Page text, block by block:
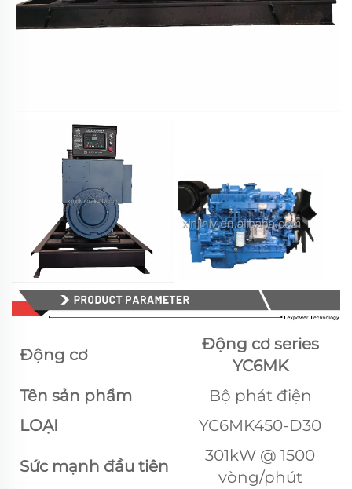
Động cơ
Động cơ series
YC6MK
Tên sản phẩm
Bộ phát điện
LOẠI
YC6MK450-D30
Sức mạnh đầu tiên
301kW @ 1500
vòng/phút